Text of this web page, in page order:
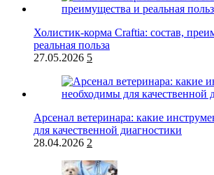
Холистик-корма Craftia: состав,
реальная польза
27.05.2026 5
Арсенал ветеринара: какие
для качественной диагностики
28.04.2026 2